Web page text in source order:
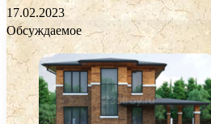
17.02.2023
Обсуждаемое